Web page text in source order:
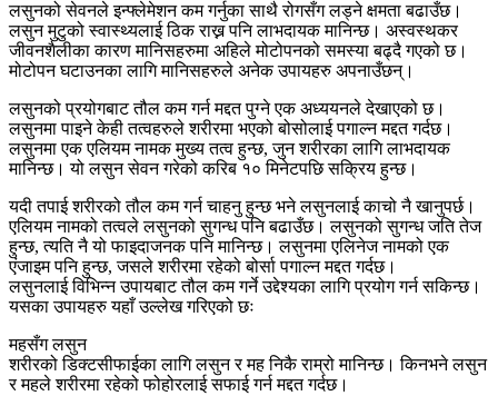
लसुनको सेवनले इन्फ्लेमेशन कम गर्नुका साथै रोगसँग लड्ने क्षमता बढाउँछ।
लसुन मुटुको स्वास्थ्यलाई ठिक राख्न पनि लाभदायक मानिन्छ। अस्वस्थकर
जीवनशैलीका कारण मानिसहरुमा अहिले मोटोपनको समस्या बढ्दै गएको छ।
मोटोपन घटाउनका लागि मानिसहरुले अनेक उपायहरु अपनाउँछन्।
लसुनको प्रयोगबाट तौल कम गर्न मद्दत पुग्ने एक अध्ययनले देखाएको छ।
लसुनमा पाइने केही तत्वहरुले शरीरमा भएको बोसोलाई पगाल्न मद्दत गर्दछ।
लसुनमा एक एलियम नामक मुख्य तत्व हुन्छ, जुन शरीरका लागि लाभदायक
मानिन्छ। यो लसुन सेवन गरेको करिब १० मिनेटपछि सक्रिय हुन्छ।
यदी तपाई शरीरको तौल कम गर्न चाहनु हुन्छ भने लसुनलाई काचो नै खानुपर्छ।
एलियम नामको तत्वले लसुनको सुगन्ध पनि बढाउँछ। लसुनको सुगन्ध जति तेज
हुन्छ, त्यति नै यो फाइदाजनक पनि मानिन्छ। लसुनमा एलिनेज नामको एक
एंजाइम पनि हुन्छ, जसले शरीरमा रहेको बोर्सा पगाल्न मद्दत गर्दछ।
लसुनलाई विभिन्न उपायबाट तौल कम गर्ने उद्देश्यका लागि प्रयोग गर्न सकिन्छ।
यसका उपायहरु यहाँ उल्लेख गरिएको छः
महसँग लसुन
शरीरको डिक्टसीफाईका लागि लसुन र मह निकै राम्रो मानिन्छ। किनभने लसुन
र महले शरीरमा रहेको फोहोरलाई सफाई गर्न मद्दत गर्दछ।